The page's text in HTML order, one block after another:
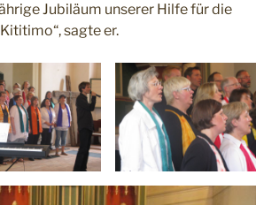
Jubiläum unserer Hilfe für die
sagte er.